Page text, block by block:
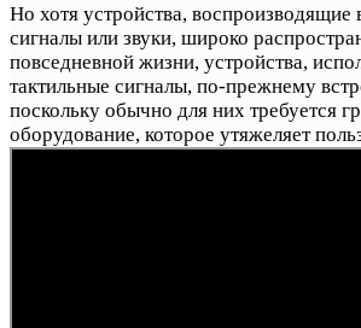
Но хотя устройства, воспроизводящие
сигналы или звуки, широко
повседневной жизни, устройства,
тактильные сигналы, по-прежнему
поскольку обычно для них требуется
оборудование, которое утяжеляет